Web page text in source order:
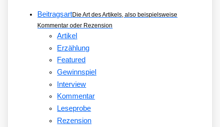
BeitragsartDie Art des Artikels, also beispielsweise
Kommentar oder Rezension
Artikel
Erzählung
Featured
Gewinnspiel
Interview
Kommentar
Leseprobe
Rezension